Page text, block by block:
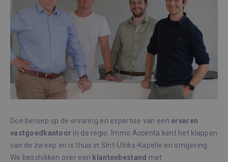
Doe beroep op de ervaring en expertise van een ervaren
vastgoedkantoor in de regio. Immo Accenta kent het klappen
van de zweep en is thuis in Sint-Ulriks-Kapelle en omgeving.
We beschikken over een klantenbestand met
NIET-GECLASSIFICEERD
Strikt noodzakelijk
Prestatie
Targeting
Functioneel
Niet-geclassificeerd
Strikt noodzakelijke cookies maken de
De website kan niet goed worden gebruikt
zonder de strikt noodzakelijke cookies.
Aanbieder /
Domein
Vervaldatum